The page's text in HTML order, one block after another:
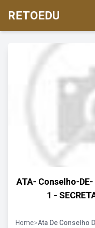
RETOEDU
ATA- Conselho-
1 -
Home>Ata De Conselho